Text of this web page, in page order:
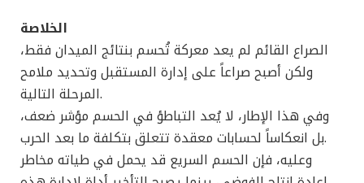
الخلاصة
الصراع القائم لم يعد معركة تُحسم بنتائج الميدان فقط،
ولكن أصبح صراعاً على إدارة المستقبل وتحديد ملامح
المرحلة التالية.
وفي هذا الإطار، لا يُعد التباطؤ في الحسم مؤشر ضعف،
بل انعكاساً لحسابات معقدة تتعلق بتكلفة ما بعد الحرب.
وعليه، فإن الحسم السريع قد يحمل في طياته مخاطر